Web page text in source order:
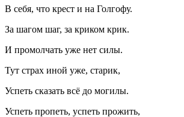
В себя, что крест и на Голгофу.
За шагом шаг, за криком крик.
И промолчать уже нет силы.
Тут страх иной уже, старик,
Успеть сказать всё до могилы.
Успеть пропеть, успеть прожить,